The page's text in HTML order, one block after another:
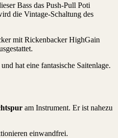
Bass das Push-Pull Poti
die Vintage-Schaltung des
mit Rickenbacker HighGain
hat eine fantasische Saitenlage.
am Instrument. Er ist nahezu
einwandfrei.